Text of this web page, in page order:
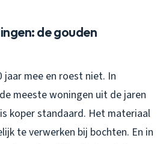
de gouden
mee en roest niet. In
meeste woningen uit de jaren
is koper standaard. Het materiaal
te verwerken bij bochten. En in